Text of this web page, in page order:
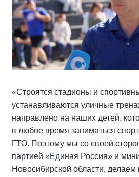
«Строятся стадионы и
устанавливаются уличные
направлено на наших детей,
в любое время заниматься
ГТО. Поэтому мы со своей
партией «Единая Россия» и
Новосибирской области, делаем